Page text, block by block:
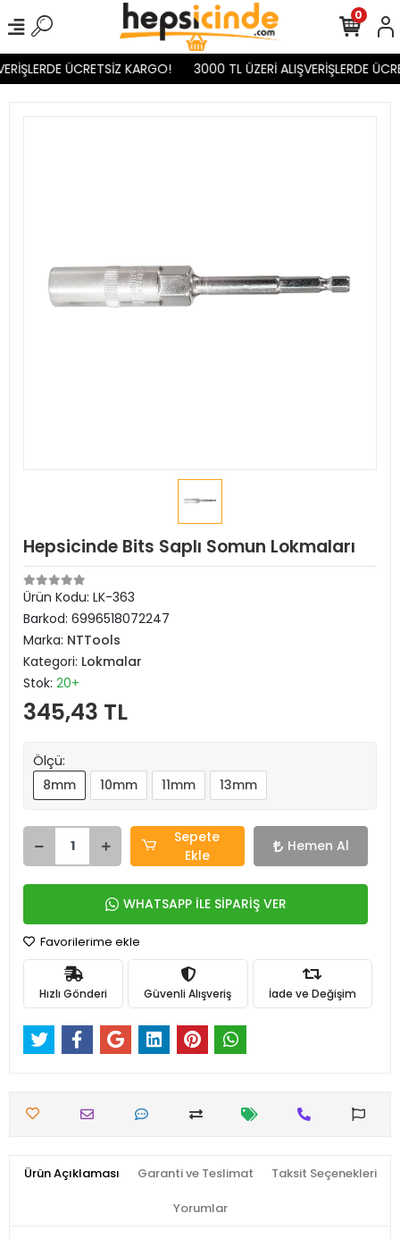
ÜCRETSİZ KARGO! 3000 TL ÜZERİ ALIŞVERİŞLERDE
0
Hepsicinde Bits Saplı Somun Lokmaları
Ürün Kodu: LK-363
Barkod: 6996518072247
Marka: NTTools
Kategori: Lokmalar
Stok: 20+
345,43 TL
Ölçü:
8mm
10mm 11mm 13mm
Sepete
Ekle
Hemen Al
WHATSAPP İLE SİPARİŞ VER
Favorilerime ekle
Hızlı Gönderi Güvenli Alışveriş İade ve Değişim
Ürün Açıklaması Garanti ve Teslimat Taksit Seçenekleri
Yorumlar